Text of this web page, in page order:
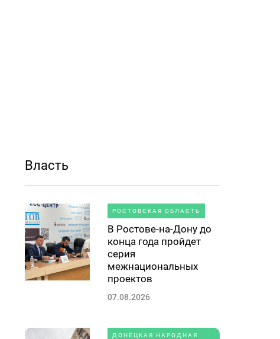
Власть
РОСТОВСКАЯ ОБЛАСТЬ
В Ростове-на-Дону до
конца года пройдет
серия
межнациональных
проектов
07.08.2026
ДОНЕЦКАЯ НАРОДНАЯ